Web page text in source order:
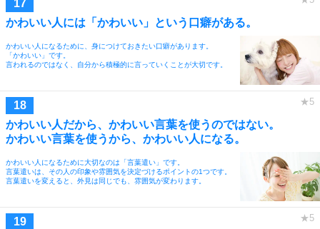
かわいい人には「かわいい」という口癖がある。
かわいい人になるために、身につけておきたい口癖があります。
「かわいい」です。
言われるのではなく、自分から積極的に言っていくことが大切です。
かわいい人だから、かわいい言葉を使うのではない。
かわいい言葉を使うから、かわいい人になる。
かわいい人になるために大切なのは「言葉遣い」です。
言葉遣いは、その人の印象や雰囲気を決定づけるポイントの1つです。
言葉遣いを変えると、外見は同じでも、雰囲気が変わります。